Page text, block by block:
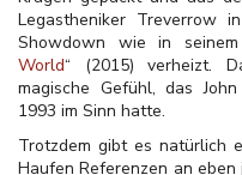
Legastheniker Treverrow
Showdown wie in
World“ (2015) verheizt.
magische Gefühl, das
1993 im Sinn hatte.
Trotzdem gibt es natürlich
Haufen Referenzen an